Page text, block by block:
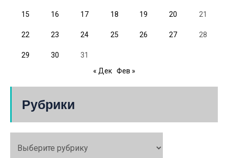
15 16 17 18 19 20 21
22 23 24 25 26 27 28
29 30
31
« Дек Фев »
Рубрики